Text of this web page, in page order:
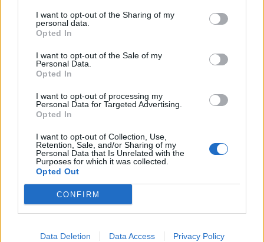
I want to opt-out of the Sharing of my
personal data.
Opted In
I want to opt-out of the Sale of my
Personal Data.
Opted In
I want to opt-out of processing my
Personal Data for Targeted Advertising.
Opted In
I want to opt-out of Collection, Use,
Retention, Sale, and/or Sharing of my
Personal Data that Is Unrelated with the
Purposes for which it was collected.
Opted Out
CONFIRM
Data Deletion Data Access Privacy Policy